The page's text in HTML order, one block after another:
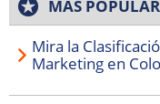
MÁS
Mira la
Marketing en